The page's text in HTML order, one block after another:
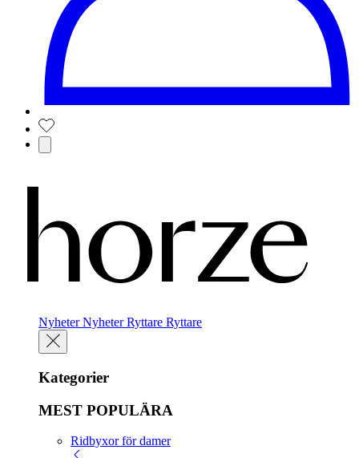
Nyheter Nyheter Ryttare Ryttare
Kategorier
MEST POPULÄRA
Ridbyxor för damer